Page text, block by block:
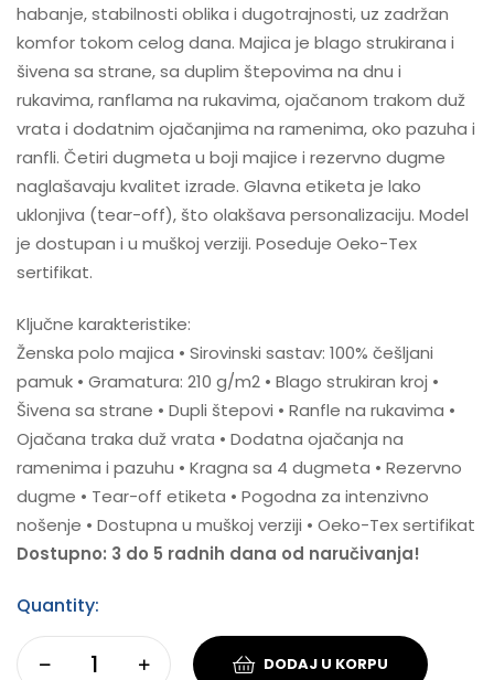
habanje, stabilnosti oblika i dugotrajnosti, uz zadržan
komfor tokom celog dana. Majica je blago strukirana i
šivena sa strane, sa duplim štepovima na dnu i
rukavima, ranflama na rukavima, ojačanom trakom duž
vrata i dodatnim ojačanjima na ramenima, oko pazuha i
ranfli. Četiri dugmeta u boji majice i rezervno dugme
naglašavaju kvalitet izrade. Glavna etiketa je lako
uklonjiva (tear-off), što olakšava personalizaciju. Model
je dostupan i u muškoj verziji. Poseduje Oeko-Tex
sertifikat.
Ključne karakteristike:
Ženska polo majica • Sirovinski sastav: 100% češljani
pamuk • Gramatura: 210 g/m2 • Blago strukiran kroj •
Šivena sa strane • Dupli štepovi • Ranfle na rukavima •
Ojačana traka duž vrata • Dodatna ojačanja na
ramenima i pazuhu • Kragna sa 4 dugmeta • Rezervno
dugme • Tear-off etiketa • Pogodna za intenzivno
nošenje • Dostupna u muškoj verziji • Oeko-Tex sertifikat
Dostupno: 3 do 5 radnih dana od naručivanja!
Quantity:
DODAJ U KORPU